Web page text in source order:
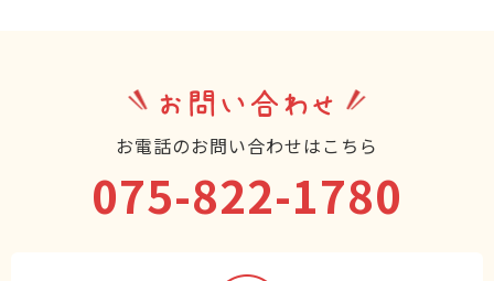
お問い合わせ
お電話のお問い合わせはこちら
075-822-1780